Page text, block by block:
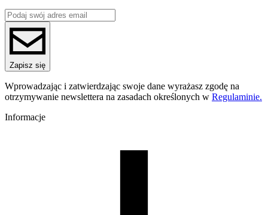
Zapisz się
Wprowadzając i zatwierdzając swoje dane wyrażasz zgodę na
otrzymywanie newslettera na zasadach określonych w Regulaminie.
Informacje